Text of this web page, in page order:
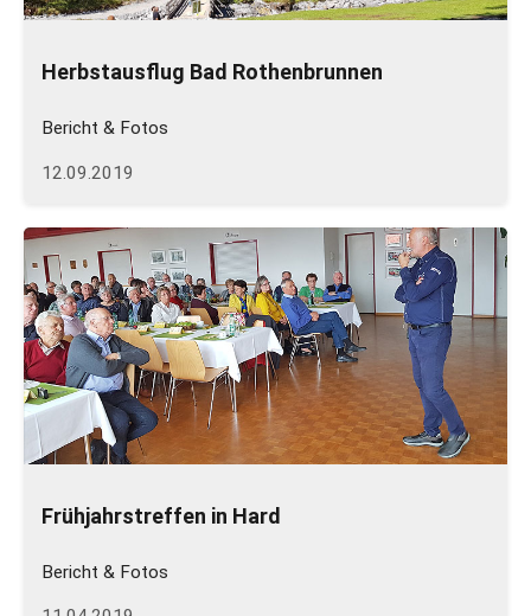
Herbstausflug Bad Rothenbrunnen
Bericht & Fotos
12.09.2019
Frühjahrstreffen in Hard
Bericht & Fotos